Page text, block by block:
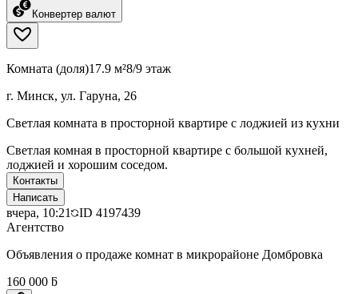
Конвертер валют
Комната (доля)17.9 м²8/9 этаж
г. Минск, ул. Гаруна, 26
Светлая комната в просторной квартире с лоджией из кухни
Светлая комная в просторной квартире с большой кухней,
лоджией и хорошим соседом.
Контакты
Написать
вчера, 10:21 ID 4197439
Агентство
Объявления о продаже комнат в микрорайоне Домбровка
160 000 ƃ